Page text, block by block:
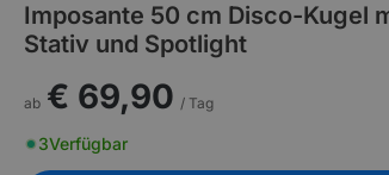
Imposante 50 cm Disco-Kugel
Stativ und Spotlight
ab € 69,90 / Tag
3Verfügbar